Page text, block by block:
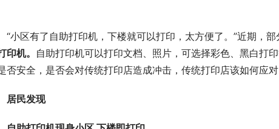
“小区有了自助打印机，下楼就可以打印，太方便了。”近期，部
印机。 自助打印机可以打印文档、照片，可选择彩色、黑白打
否安全，是否会对传统打印店造成冲击，传统打印店该如何应
居民发现